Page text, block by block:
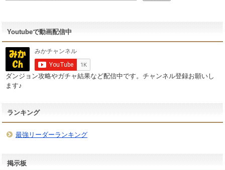
Youtubeで動画配信中
ダンジョン攻略やガチャ結果など配信中です。チャンネル登録お願いし
ます♪
ランキング
最強リーダーランキング
掲示板